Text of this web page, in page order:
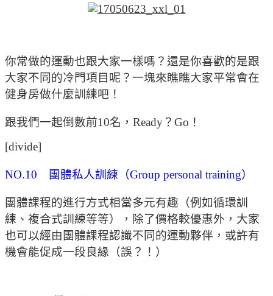
你常做的運動也跟大家一樣嗎？還是你喜歡的是跟
大家不同的冷門項目呢？一塊來瞧瞧大家平常會在
健身房做什麼訓練吧！
跟我們一起倒數前10名，Ready？Go！
[divide]
NO.10 團體私人訓練（Group personal training）
團體課程的進行方式相當多元有趣（例如循環訓
練、複合式訓練等等），除了價格較優惠外，大家
也可以經由團體課程認識不同的運動夥伴，或許有
機會能促成一段良緣（誤？！）